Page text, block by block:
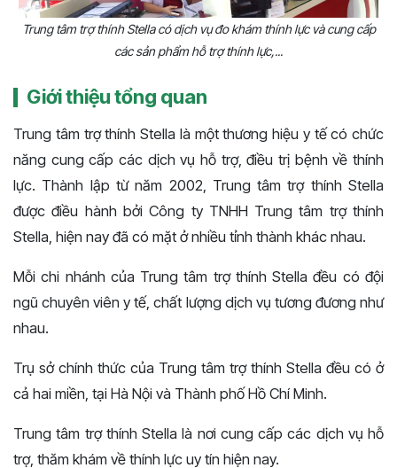
Trung tâm trợ thính Stella có dịch vụ đo khám thính lực và cung cấp
các sản phẩm hỗ trợ thính lực,...
Giới thiệu tổng quan
Trung tâm trợ thính Stella là một thương hiệu y tế có chức
năng cung cấp các dịch vụ hỗ trợ, điều trị bệnh về thính
lực. Thành lập từ năm 2002, Trung tâm trợ thính Stella
được điều hành bởi Công ty TNHH Trung tâm trợ thính
Stella, hiện nay đã có mặt ở nhiều tỉnh thành khác nhau.
Mỗi chi nhánh của Trung tâm trợ thính Stella đều có đội
ngũ chuyên viên y tế, chất lượng dịch vụ tương đương như
nhau.
Trụ sở chính thức của Trung tâm trợ thính Stella đều có ở
cả hai miền, tại Hà Nội và Thành phố Hồ Chí Minh.
Trung tâm trợ thính Stella là nơi cung cấp các dịch vụ hỗ
trợ, thăm khám về thính lực uy tín hiện nay.